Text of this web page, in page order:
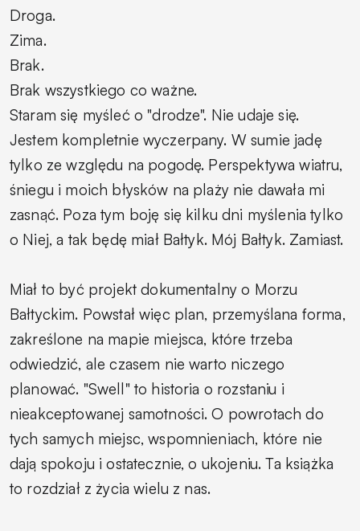
Droga.
Zima.
Brak.
Brak wszystkiego co ważne.
Staram się myśleć o "drodze". Nie udaje się.
Jestem kompletnie wyczerpany. W sumie jadę
tylko ze względu na pogodę. Perspektywa wiatru,
śniegu i moich błysków na plaży nie dawała mi
zasnąć. Poza tym boję się kilku dni myślenia tylko
o Niej, a tak będę miał Bałtyk. Mój Bałtyk. Zamiast.
Miał to być projekt dokumentalny o Morzu
Bałtyckim. Powstał więc plan, przemyślana forma,
zakreślone na mapie miejsca, które trzeba
odwiedzić, ale czasem nie warto niczego
planować. "Swell" to historia o rozstaniu i
nieakceptowanej samotności. O powrotach do
tych samych miejsc, wspomnieniach, które nie
dają spokoju i ostatecznie, o ukojeniu. Ta książka
to rozdział z życia wielu z nas.